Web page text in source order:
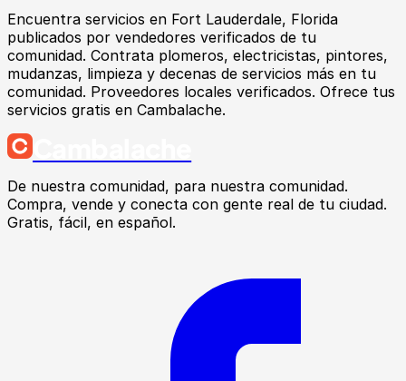
Encuentra servicios en Fort Lauderdale, Florida
publicados por vendedores verificados de tu
comunidad. Contrata plomeros, electricistas, pintores,
mudanzas, limpieza y decenas de servicios más en tu
comunidad. Proveedores locales verificados. Ofrece tus
servicios gratis en Cambalache.
De nuestra comunidad, para nuestra comunidad.
Compra, vende y conecta con gente real de tu ciudad.
Gratis, fácil, en español.